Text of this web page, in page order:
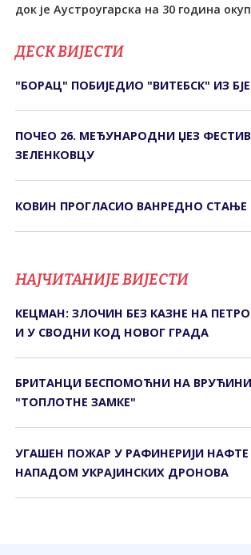
док је Аустроугарска на 30 година
ДЕСК ВИЈЕСТИ
"БОРАЦ" ПОБИЈЕДИО "ВИТЕБСК" ИЗ
ПОЧЕО 26. МЕЂУНАРОДНИ ЏЕЗ
ЗЕЛЕНКОВЦУ
КОВИН ПРОГЛАСИО ВАНРЕДНО СТАЊЕ
НАЈЧИТАНИЈЕ ВИЈЕСТИ
КЕЦМАН: ЗЛОЧИН БЕЗ КАЗНЕ НА
И У СВОДНИ КОД НОВОГ ГРАДА
БРИТАНЦИ БЕСПОМОЋНИ НА
"ТОПЛОТНЕ ЗАМКЕ"
УГАШЕН ПОЖАР У РАФИНЕРИЈИ НАФТЕ
НАПАДОМ УКРАЈИНСКИХ ДРОНОВА